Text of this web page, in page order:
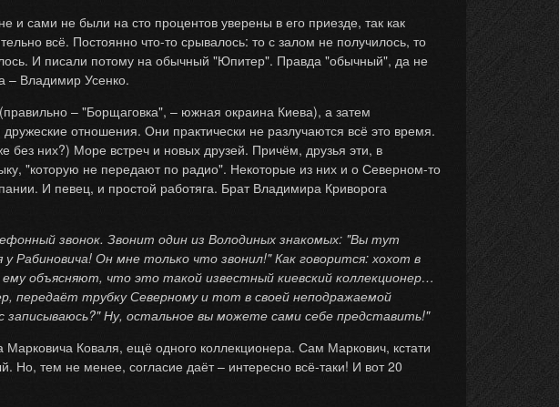
сами не были на сто процентов уверены в его приезде, так как
всё. Постоянно что-то срывалось: то с залом не получилось, то
И писали потому на обычный "Юпитер". Правда "обычный", да не
– Владимир Усенко.
– "Борщаговка", – южная окраина Киева), а затем
отношения. Они практически не разлучаются всё это время.
без них?) Море встреч и новых друзей. Причём, друзья эти, в
"которую не передают по радио". Некоторые из них и о Северном-то
И певец, и простой работяга. Брат Владимира Криворога
звонок. Звонит один из Володиных знакомых: "Вы тут
Рабиновича! Он мне только что звонил!" Как говорится: хохот в
объясняют, что это такой известный киевский коллекционер…
передаёт трубку Северному и тот в своей неподражаемой
Ну, остальное вы можете сами себе представить!"
Коваля, ещё одного коллекционера. Сам Маркович, кстати
Но, тем не менее, согласие даёт – интересно всё-таки! И вот 20